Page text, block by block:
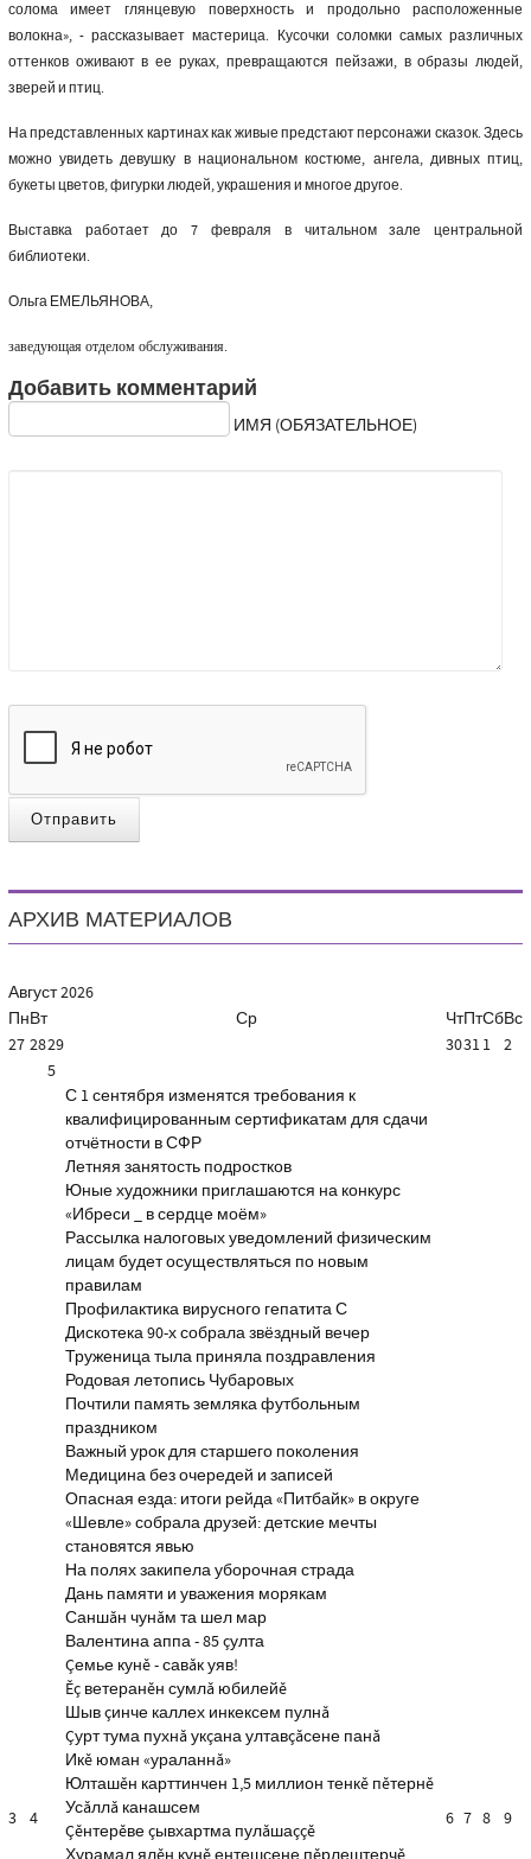
солома имеет глянцевую поверхность и продольно расположенные
волокна», - рассказывает мастерица. Кусочки соломки самых различных
оттенков оживают в ее руках, превращаются пейзажи, в образы людей,
зверей и птиц.
На представленных картинах как живые предстают персонажи сказок. Здесь
можно увидеть девушку в национальном костюме, ангела, дивных птиц,
букеты цветов, фигурки людей, украшения и многое другое.
Выставка работает до 7 февраля в читальном зале центральной
библиотеки.
Ольга ЕМЕЛЬЯНОВА,
заведующая отделом обслуживания.
Добавить комментарий
ИМЯ (ОБЯЗАТЕЛЬНОЕ)
Отправить
АРХИВ МАТЕРИАЛОВ
Август2026
ПнВт Ср ЧтПтСбВс
27 2829 30311 2
3 4
5
С 1 сентября изменятся требования к
квалифицированным сертификатам для сдачи
отчётности в СФР
Летняя занятость подростков
Юные художники приглашаются на конкурс
«Ибреси _ в сердце моём»
Рассылка налоговых уведомлений физическим
лицам будет осуществляться по новым
правилам
Профилактика вирусного гепатита С
Дискотека 90-х собрала звёздный вечер
Труженица тыла приняла поздравления
Родовая летопись Чубаровых
Почтили память земляка футбольным
праздником
Важный урок для старшего поколения
Медицина без очередей и записей
Опасная езда: итоги рейда «Питбайк» в округе
«Шевле» собрала друзей: детские мечты
становятся явью
На полях закипела уборочная страда
Дань памяти и уважения морякам
Саншăн чунăм та шел мар
Валентина аппа - 85 çулта
Çемье кунĕ - савăк уяв!
Ĕç ветеранĕн сумлă юбилейĕ
Шыв çинче каллех инкексем пулнă
Çурт тума пухнă укçана ултавçăсене панă
Икĕ юман «ураланнă»
Юлташĕн карттинчен 1,5 миллион тенкĕ пĕтернĕ
Усăллă канашсем
Çĕнтерĕве çывхартма пулăшаççĕ
6 7 8 9